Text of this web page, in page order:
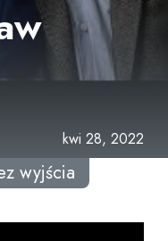
kwi 28, 2022
wyjścia